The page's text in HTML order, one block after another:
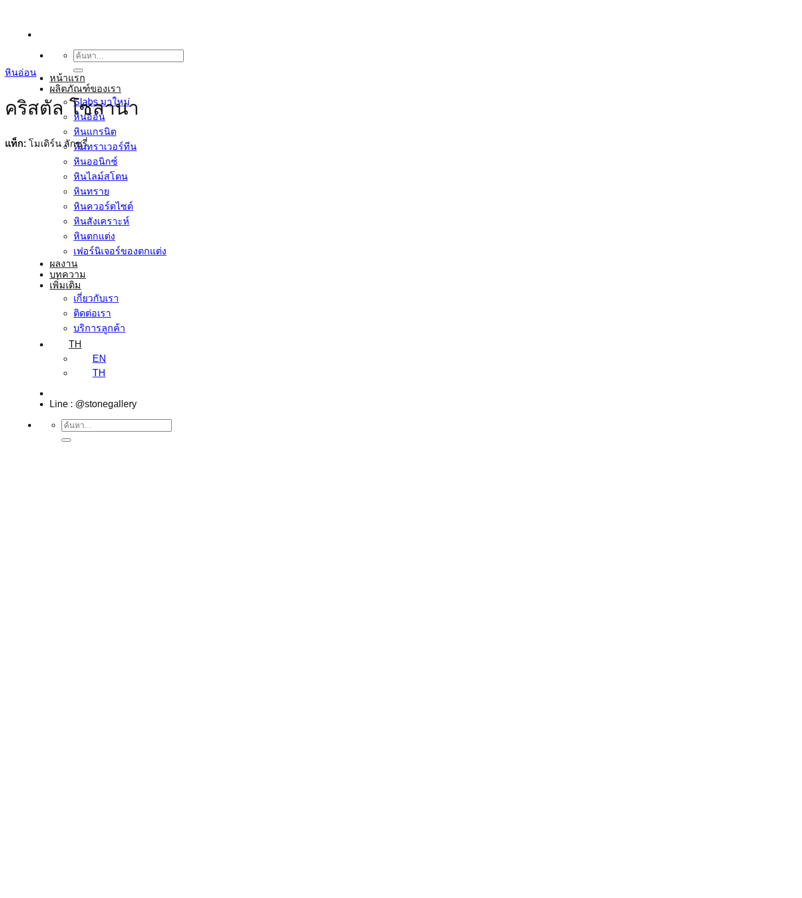
ค้นหา:
หน้าแรก
ผลิตภัณฑ์ของเรา
Slabs มาใหม่
หินอ่อน
หินแกรนิต
หินทราเวอร์ทีน
หินออนิกซ์
หินไลม์สโตน
หินทราย
หินควอร์ตไซต์
หินสังเคราะห์
หินตกแต่ง
เฟอร์นิเจอร์ของตกแต่ง
ผลงาน
บทความ
เพิ่มเติม
เกี่ยวกับเรา
ติดต่อเรา
บริการลูกค้า
TH
EN
TH
Line : @stonegallery
ค้นหา:
หินอ่อน
คริสตัล โซลานา
แท็ก: โมเดิร์น ลักซูรี่